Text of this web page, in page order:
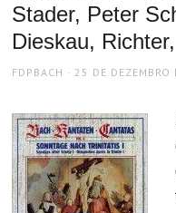
Stader, Peter
Dieskau,
AUTHOR
FDPBACH
POSTED
25 DE